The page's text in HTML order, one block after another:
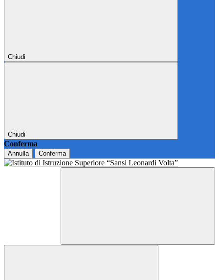
Chiudi
Chiudi
Conferma
Annulla Conferma